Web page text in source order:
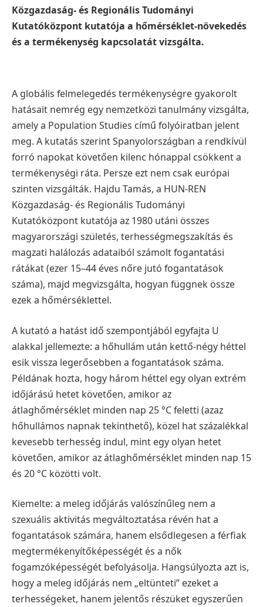
Közgazdaság- és Regionális Tudományi
Kutatóközpont kutatója a hőmérséklet-növekedés
és a termékenység kapcsolatát vizsgálta.
A globális felmelegedés termékenységre gyakorolt
hatásait nemrég egy nemzetközi tanulmány vizsgálta,
amely a Population Studies című folyóiratban jelent
meg. A kutatás szerint Spanyolországban a rendkívül
forró napokat követően kilenc hónappal csökkent a
termékenységi ráta. Persze ezt nem csak európai
szinten vizsgálták. Hajdu Tamás, a HUN-REN
Közgazdaság- és Regionális Tudományi
Kutatóközpont kutatója az 1980 utáni összes
magyarországi születés, terhességmegszakítás és
magzati halálozás adataiból számolt fogantatási
rátákat (ezer 15–44 éves nőre jutó fogantatások
száma), majd megvizsgálta, hogyan függnek össze
ezek a hőmérséklettel.
A kutató a hatást idő szempontjából egyfajta U
alakkal jellemezte: a hőhullám után kettő-négy héttel
esik vissza legerősebben a fogantatások száma.
Példának hozta, hogy három héttel egy olyan extrém
időjárású hetet követően, amikor az
átlaghőmérséklet minden nap 25 °C feletti (azaz
hőhullámos napnak tekinthető), közel hat százalékkal
kevesebb terhesség indul, mint egy olyan hetet
követően, amikor az átlaghőmérséklet minden nap 15
és 20 °C közötti volt.
Kiemelte: a meleg időjárás valószínűleg nem a
szexuális aktivitás megváltoztatása révén hat a
fogantatások számára, hanem elsődlegesen a férfiak
megtermékenyítőképességét és a nők
fogamzóképességét befolyásolja. Hangsúlyozta azt is,
hogy a meleg időjárás nem „eltünteti” ezeket a
terhességeket, hanem jelentős részüket egyszerűen